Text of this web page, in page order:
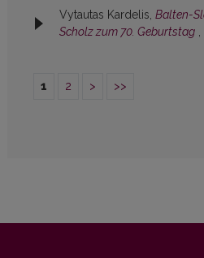
Vytautas Kardelis, Balten-
Scholz zum 70. Geburtstag ,
1 2 > >>